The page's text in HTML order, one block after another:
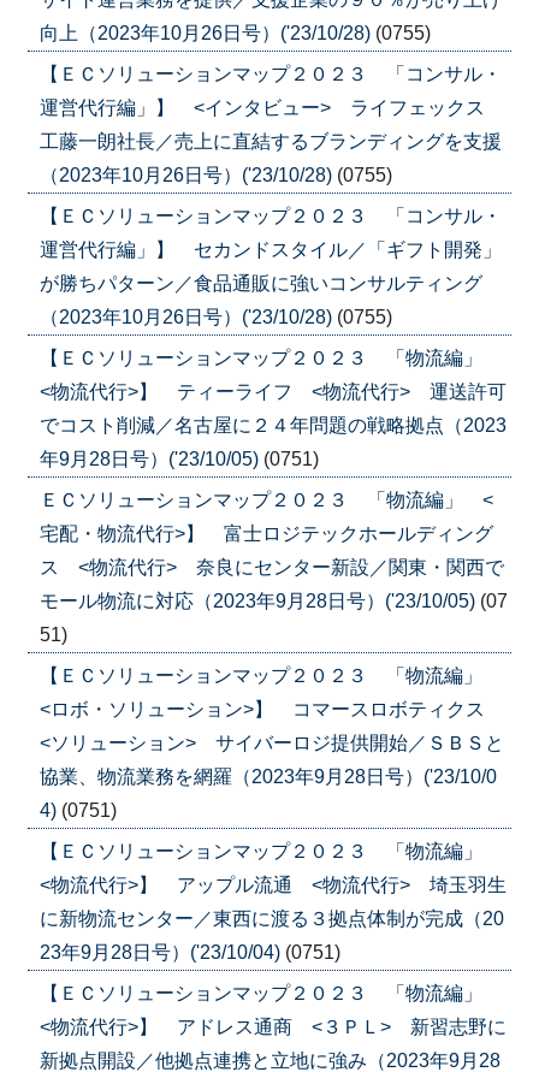
向上（2023年10月26日号）('23/10/28) (0755)
【ＥＣソリューションマップ２０２３ 「コンサル・
運営代行編」】 <インタビュー> ライフェックス
工藤一朗社長／売上に直結するブランディングを支援
（2023年10月26日号）('23/10/28) (0755)
【ＥＣソリューションマップ２０２３ 「コンサル・
運営代行編」】 セカンドスタイル／「ギフト開発」
が勝ちパターン／食品通販に強いコンサルティング
（2023年10月26日号）('23/10/28) (0755)
【ＥＣソリューションマップ２０２３ 「物流編」
<物流代行>】 ティーライフ <物流代行> 運送許可
でコスト削減／名古屋に２４年問題の戦略拠点（2023
年9月28日号）('23/10/05) (0751)
ＥＣソリューションマップ２０２３ 「物流編」 <
宅配・物流代行>】 富士ロジテックホールディング
ス <物流代行> 奈良にセンター新設／関東・関西で
モール物流に対応（2023年9月28日号）('23/10/05) (07
51)
【ＥＣソリューションマップ２０２３ 「物流編」
<ロボ・ソリューション>】 コマースロボティクス
<ソリューション> サイバーロジ提供開始／ＳＢＳと
協業、物流業務を網羅（2023年9月28日号）('23/10/0
4) (0751)
【ＥＣソリューションマップ２０２３ 「物流編」
<物流代行>】 アップル流通 <物流代行> 埼玉羽生
に新物流センター／東西に渡る３拠点体制が完成（20
23年9月28日号）('23/10/04) (0751)
【ＥＣソリューションマップ２０２３ 「物流編」
<物流代行>】 アドレス通商 <３ＰＬ> 新習志野に
新拠点開設／他拠点連携と立地に強み（2023年9月28